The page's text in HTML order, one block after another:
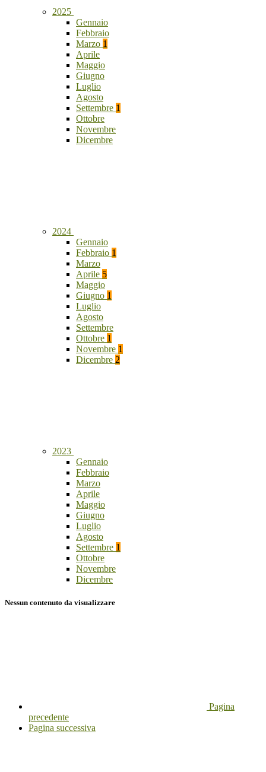
2025
Gennaio
Febbraio
Marzo 1
Aprile
Maggio
Giugno
Luglio
Agosto
Settembre 1
Ottobre
Novembre
Dicembre
2024
Gennaio
Febbraio 1
Marzo
Aprile 5
Maggio
Giugno 1
Luglio
Agosto
Settembre
Ottobre 1
Novembre 1
Dicembre 2
2023
Gennaio
Febbraio
Marzo
Aprile
Maggio
Giugno
Luglio
Agosto
Settembre 1
Ottobre
Novembre
Dicembre
Nessun contenuto da visualizzare
Pagina
precedente
Pagina successiva